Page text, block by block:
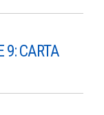
9: CARTA